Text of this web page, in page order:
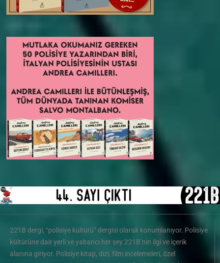
221B dergi, “polisiye kültürü” dergisi olarak konumlanıyor. Polisiye
kültürüne dair yerli ve yabancı her şey 221B’nin ilgi ve içerik
alanına giriyor. Polisiye kitap, dizi, film incelemeleri, özel